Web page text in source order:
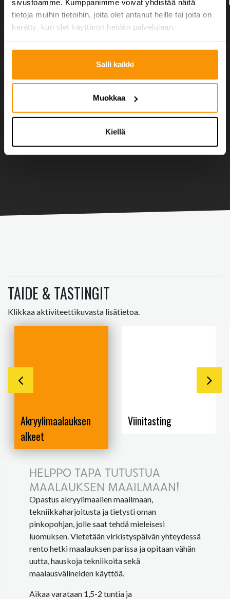
sivustoamme. Kumppanimme voivat yhdistää näitä
tietoja muihin tietoihin, joita olet antanut heille tai joita on
kerätty, kun olet käyttänyt heidän palvelujaan.
Salli kaikki
Muokkaa
Kiellä
VIRKISTYSPÄIVÄN
LAVISTUNNILLA HEITTÄYDYTÄÄN
Lavis on kuin zumbaa, mutta iskelmän tahtiin
iskelmän askelilla. Lavis-tunnilla tanssitaan yksin,
joten paria ei tarvita.
Kysy lisää tai pyydä tarjousta
TAIDE & TASTINGIT
Klikkaa aktiviteettikuvasta lisätietoa.
Akryylimaalauksen
alkeet
Viinitasting
HELPPO TAPA TUTUSTUA
MAALAUKSEN MAAILMAAN!
Opastus akryylimaalien maailmaan,
tekniikkaharjoitusta ja tietysti oman
pinkopohjan, jolle saat tehdä mieleisesi
luomuksen. Vietetään virkistyspäivän yhteydessä
rento hetki maalauksen parissa ja opitaan vähän
uutta, hauskoja tekniikoita sekä
maalausvälineiden käyttöä.
Aikaa varataan 1,5-2 tuntia ja